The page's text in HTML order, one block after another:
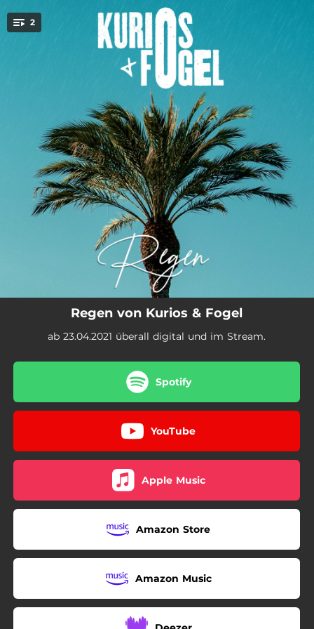
You're all set!
2
Regen (Original)
Regen (Instrumental)
Regen von Kurios & Fogel
ab 23.04.2021 überall digital und im Stream.
Spotify
YouTube
Apple Music
Amazon Store
Amazon Music